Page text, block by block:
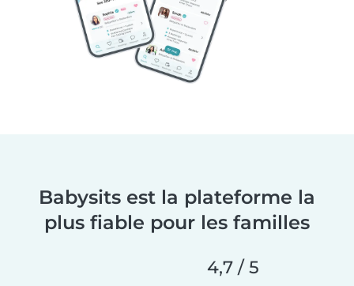
Babysits est la plateforme la
plus fiable pour les familles
4,7 / 5